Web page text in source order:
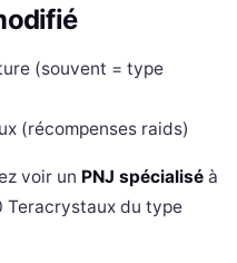
(souvent = type
(récompenses raids)
voir un PNJ spécialisé à
Teracrystaux du type